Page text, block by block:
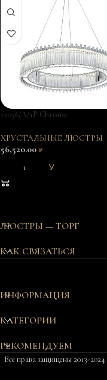
12056/A/1P Chrome
ХРУСТАЛЬНЫЕ ЛЮСТРЫ
56,520.00 ₽
В КОРЗИНУ
ЛЮСТРЫ — ТОРГ
КАК СВЯЗАТЬСЯ
ИНФОРМАЦИЯ
КАТЕГОРИИ
РЕКОМЕНДУЕМ
Все права защищены 2013-2024